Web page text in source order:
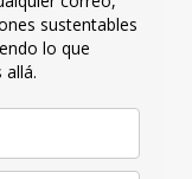
sustentables
lo que
allá.